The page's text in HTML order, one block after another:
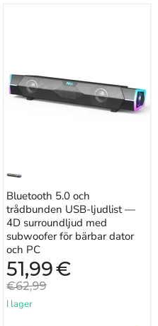
ljudlist
—
4D
surroundljud
och
Bluetooth 5.0 och
trådbunden USB-ljudlist —
4D surroundljud med
subwoofer för bärbar dator
och PC
Nuvarande
pris
51,99€
Originalpris
€62,99
I lager